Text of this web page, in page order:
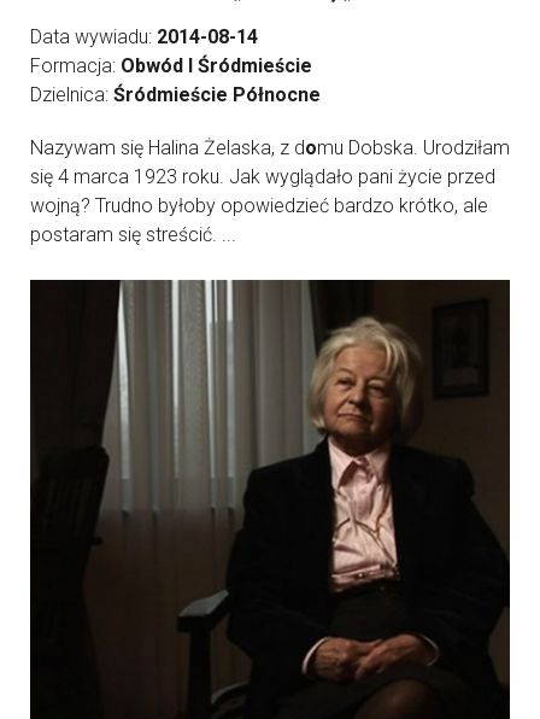
Data wywiadu: 2014-08-14
Formacja: Obwód I Śródmieście
Dzielnica: Śródmieście Północne
Nazywam się Halina Żelaska, z domu Dobska. Urodziłam
się 4 marca 1923 roku. Jak wyglądało pani życie przed
wojną? Trudno byłoby opowiedzieć bardzo krótko, ale
postaram się streścić. ...